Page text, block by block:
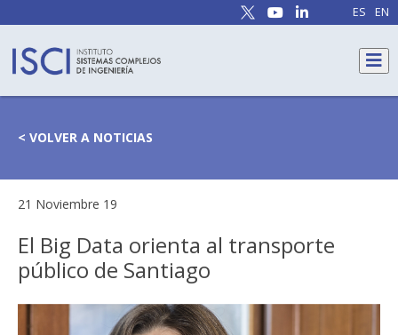
ES EN
< VOLVER A NOTICIAS
21 Noviembre 19
El Big Data orienta al transporte
público de Santiago